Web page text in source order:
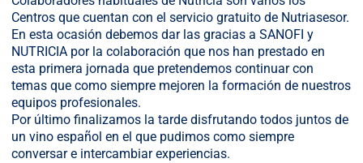
Centros que cuentan con el servicio gratuito de Nutriasesor.
En esta ocasión debemos dar las gracias a SANOFI y
NUTRICIA por la colaboración que nos han prestado en
esta primera jornada que pretendemos continuar con
temas que como siempre mejoren la formación de nuestros
equipos profesionales.
Por último finalizamos la tarde disfrutando todos juntos de
un vino español en el que pudimos como siempre
conversar e intercambiar experiencias.